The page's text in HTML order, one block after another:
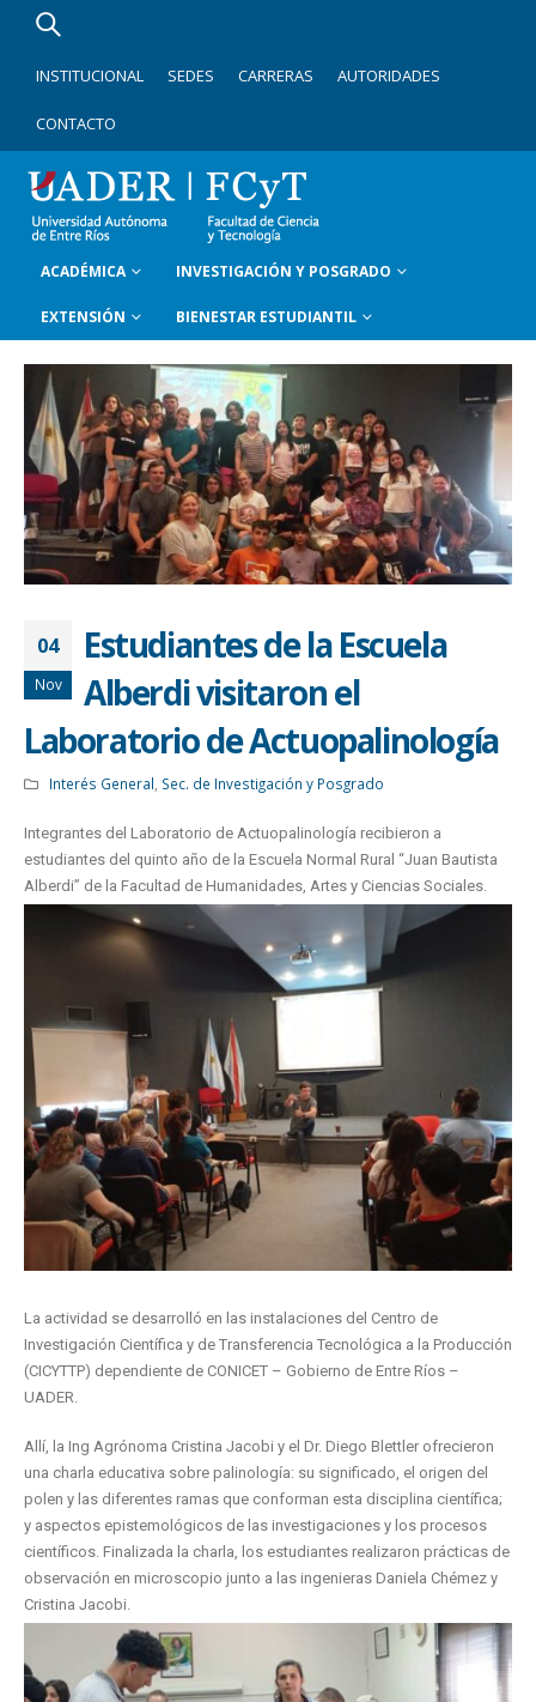
INSTITUCIONAL SEDES CARRERAS AUTORIDADES
CONTACTO
ACADÉMICA INVESTIGACIÓN Y POSGRADO
EXTENSIÓN BIENESTAR ESTUDIANTIL
04
Nov
Estudiantes de la Escuela
Alberdi visitaron el
Laboratorio de Actuopalinología
Interés General Sec. de Investigación y Posgrado
Integrantes del Laboratorio de Actuopalinología recibieron a
estudiantes del quinto año de la Escuela Normal Rural “Juan Bautista
Alberdi” de la Facultad de Humanidades, Artes y Ciencias Sociales.
La actividad se desarrolló en las instalaciones del Centro de
Investigación Científica y de Transferencia Tecnológica a la Producción
(CICYTTP) dependiente de CONICET – Gobierno de Entre Ríos –
UADER.
Allí, la Ing Agrónoma Cristina Jacobi y el Dr. Diego Blettler ofrecieron
una charla educativa sobre palinología: su significado, el origen del
polen y las diferentes ramas que conforman esta disciplina científica;
y aspectos epistemológicos de las investigaciones y los procesos
científicos. Finalizada la charla, los estudiantes realizaron prácticas de
observación en microscopio junto a las ingenieras Daniela Chémez y
Cristina Jacobi.